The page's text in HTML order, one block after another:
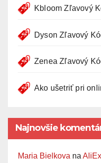
Kbloom Zľavový
Dyson Zľavový
Zenea Zľavový
Ako ušetriť pri
Najnovšie
Maria Bielkova na